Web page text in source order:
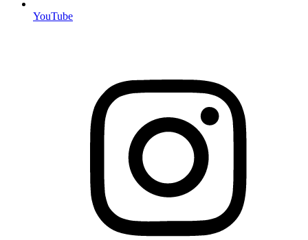
YouTube